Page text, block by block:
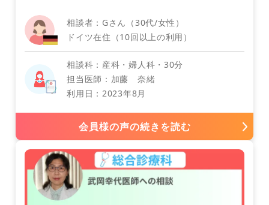
相談者：Gさん（30代/女性）
ドイツ在住（10回以上の利用）
相談科：産科・婦人科・30分
担当医師：加藤 奈緒
利用日：2023年8月
会員様の声の続きを読む